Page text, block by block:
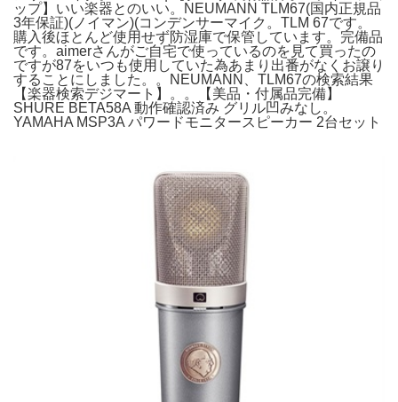
ップ】いい楽器とのいい。NEUMANN TLM67(国内正規品
3年保証)(ノイマン)(コンデンサーマイク。TLM 67です。
購入後ほとんど使用せず防湿庫で保管しています。完備品
です。aimerさんがご自宅で使っているのを見て買ったの
ですが87をいつも使用していた為あまり出番がなくお譲り
することにしました。。NEUMANN、TLM67の検索結果
【楽器検索デジマート】。。【美品・付属品完備】
SHURE BETA58A 動作確認済み グリル凹みなし。
YAMAHA MSP3A パワードモニタースピーカー 2台セット